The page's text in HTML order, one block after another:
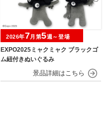
EXPO2025ミャクミャク ブラックゴ
ム紐付きぬいぐるみ
2026年7月第5週～登場